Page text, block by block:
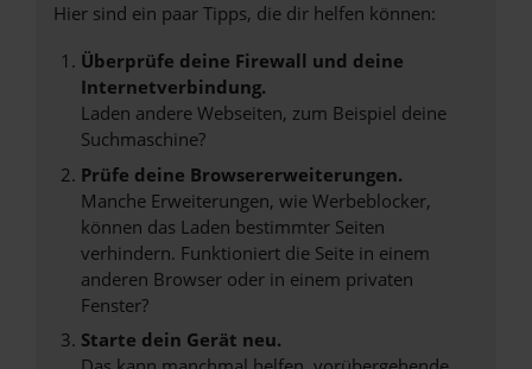
Hier sind ein paar Tipps, die dir helfen können:
Überprüfe deine Firewall und deine
Internetverbindung.
Laden andere Webseiten, zum Beispiel deine
Suchmaschine?
Prüfe deine Browsererweiterungen.
Manche Erweiterungen, wie Werbeblocker,
können das Laden bestimmter Seiten
verhindern. Funktioniert die Seite in einem
anderen Browser oder in einem privaten
Fenster?
Starte dein Gerät neu.